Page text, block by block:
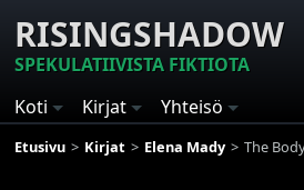
RISINGSHADOW
SPEKULATIIVISTA FIKTIOTA
Koti
Kirjat Yhteisö
Etusivu Kirjat Elena Mady The